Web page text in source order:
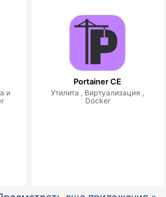
и
Portainer CE
Утилита , Виртуализация ,
Docker